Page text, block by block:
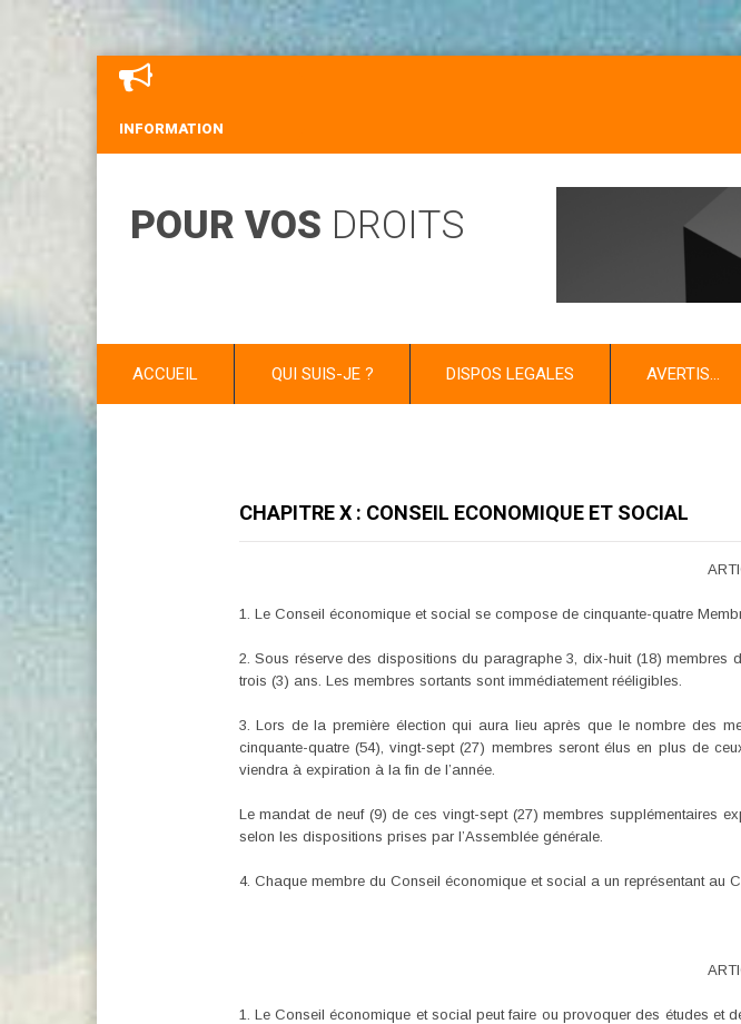
INFORMATION
POUR VOS DROITS
ACCUEIL QUI SUIS-JE ? DISPOS LEGALES AVERTIS…
CHAPITRE X : CONSEIL ECONOMIQUE ET SOCIAL
1. Le Conseil économique et social se compose de cinquante-quatre
2. Sous réserve des dispositions du paragraphe 3, dix-huit (18)
trois (3) ans. Les membres sortants sont immédiatement rééligibles.
3. Lors de la première élection qui aura lieu après que le nombre des
cinquante-quatre (54), vingt-sept (27) membres seront élus en plus de
viendra à expiration à la fin de l’année.
Le mandat de neuf (9) de ces vingt-sept (27) membres supplémentaires
selon les dispositions prises par l’Assemblée générale.
4. Chaque membre du Conseil économique et social a un représentant au
1. Le Conseil économique et social peut faire ou provoquer des études et